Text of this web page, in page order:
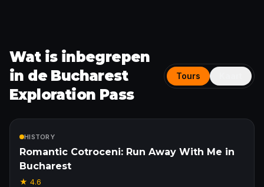
Wat is inbegrepen
in de Bucharest
Exploration Pass
Tours
HISTORY
Romantic Cotroceni: Run Away With Me in
Bucharest
★ 4.6